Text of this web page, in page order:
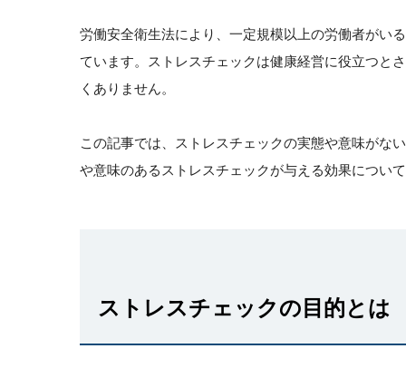
労働安全衛生法により、一定規模以上の労働者がい
ています。ストレスチェックは健康経営に役立つと
くありません。
この記事では、ストレスチェックの実態や意味がな
や意味のあるストレスチェックが与える効果につい
ストレスチェックの目的とは